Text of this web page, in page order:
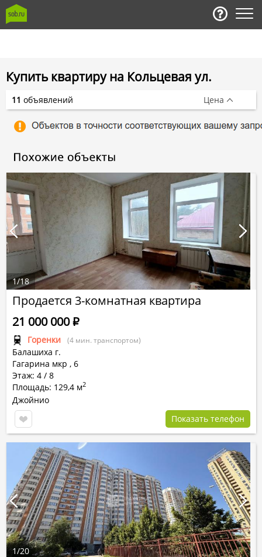
Купить квартиру на Кольцевая ул.
Продается 3-комнатная квартира
Горенки (4 мин. транспортом)
Балашиха г.
Гагарина мкр , 6
Этаж: 4 / 8
Площадь: 129,4 м2
21 000 000Р
Джойнио
Показать телефон
1/18
1/20
11 объявлений Цена